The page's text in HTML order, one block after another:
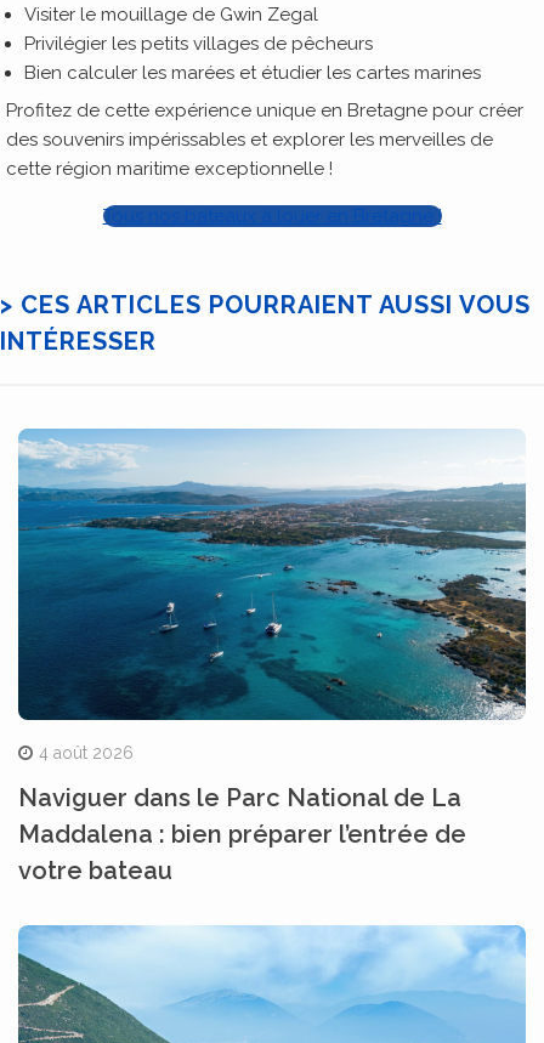
Visiter le mouillage de Gwin Zegal
Privilégier les petits villages de pêcheurs
Bien calculer les marées et étudier les cartes marines
Profitez de cette expérience unique en Bretagne pour créer
des souvenirs impérissables et explorer les merveilles de
cette région maritime exceptionnelle !
Tous nos bateaux à louer en Bretagne !
> CES ARTICLES POURRAIENT AUSSI VOUS
INTÉRESSER
4 août 2026
Naviguer dans le Parc National de La
Maddalena : bien préparer l’entrée de
votre bateau